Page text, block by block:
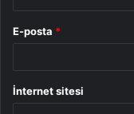
E-posta *
İnternet sitesi